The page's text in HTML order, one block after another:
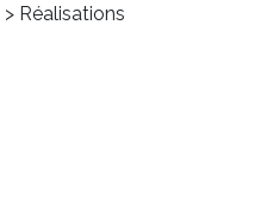
> Réalisations